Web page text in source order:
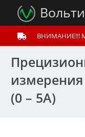
ВНИМАНИЕ!!!
(0 – 5A)